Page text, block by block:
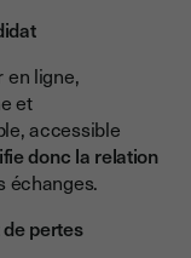
en ligne,
et
accessible
donc la relation
échanges.
pertes